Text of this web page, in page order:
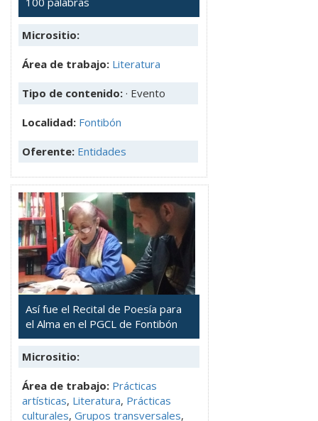
Micrositio:
Área de trabajo: Literatura
Tipo de contenido: · Evento
Localidad: Fontibón
Oferente: Entidades
Así fue el Recital de Poesía para
el Alma en el PGCL de Fontibón
Micrositio:
Área de trabajo: Prácticas
artísticas, Literatura, Prácticas
culturales, Grupos transversales,